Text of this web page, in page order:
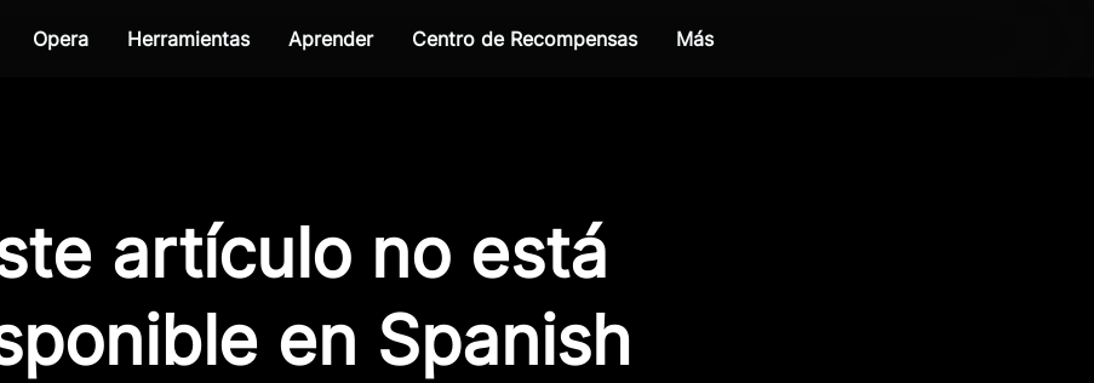
Opera Herramientas Aprender Centro de Recompensas Más
artículo no está
en Spanish